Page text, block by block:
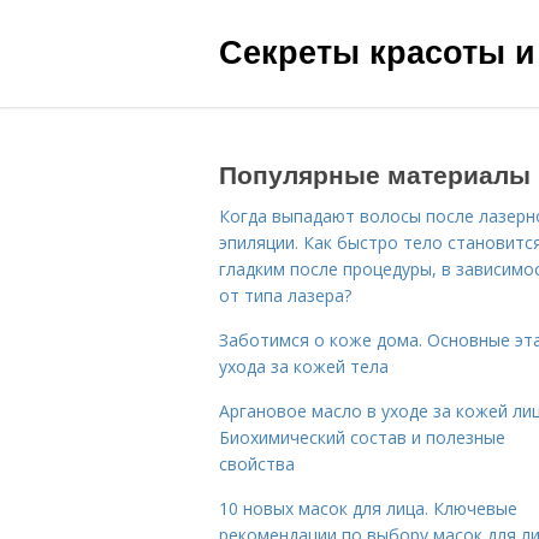
Секреты красоты
Популярные материалы
Когда выпадают волосы после
эпиляции. Как быстро тело
гладким после процедуры, в
от типа лазера?
Заботимся о коже дома. Основные
ухода за кожей тела
Аргановое масло в уходе за кожей
Биохимический состав и полезные
свойства
10 новых масок для лица. Ключевые